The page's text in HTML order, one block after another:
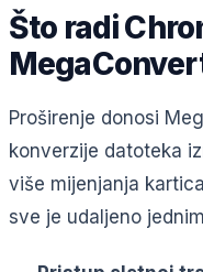
Što radi
Proširenje donosi
konverzije datoteka
više mijenjanja
sve je udaljeno